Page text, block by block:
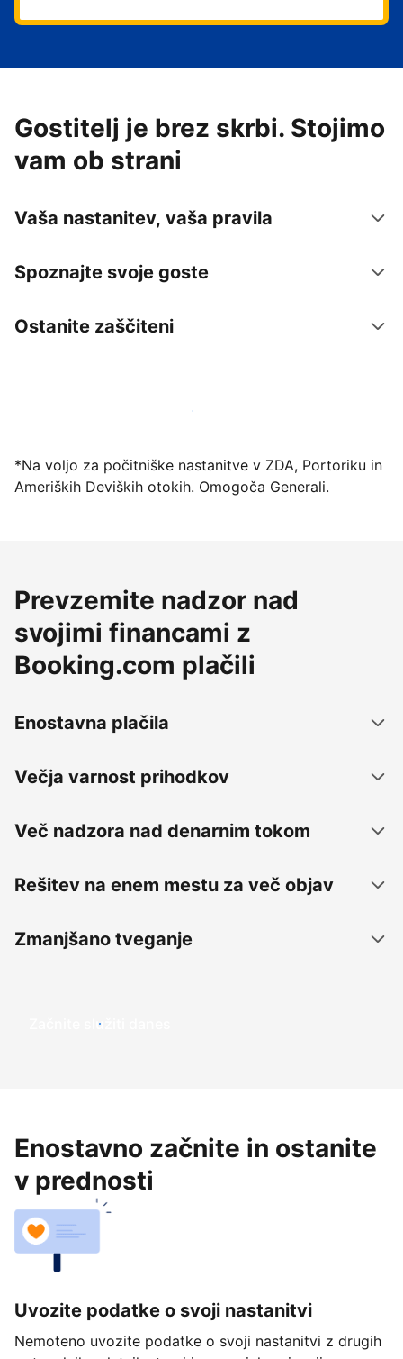
Gostitelj je brez skrbi. Stojimo
vam ob strani
Vaša nastanitev, vaša pravila
Spoznajte svoje goste
Ostanite zaščiteni
Danes ponudite nastanitev prek naše platforme
*Na voljo za počitniške nastanitve v ZDA, Portoriku in
Ameriških Deviških otokih. Omogoča Generali.
Prevzemite nadzor nad
svojimi financami z
Booking.com plačili
Enostavna plačila
Večja varnost prihodkov
Več nadzora nad denarnim tokom
Rešitev na enem mestu za več objav
Zmanjšano tveganje
Začnite služiti danes
Enostavno začnite in ostanite
v prednosti
Uvozite podatke o svoji nastanitvi
Nemoteno uvozite podatke o svoji nastanitvi z drugih